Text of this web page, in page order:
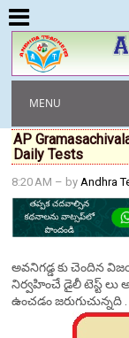
MENU
AP
Daily Tests
8:20 AM – byAndhra
అవనిగడ్డ కు చెందిన
నిర్వహించే డైలీ టెస్ట్ లు
ఉంచడం జరుగుచున్నది .